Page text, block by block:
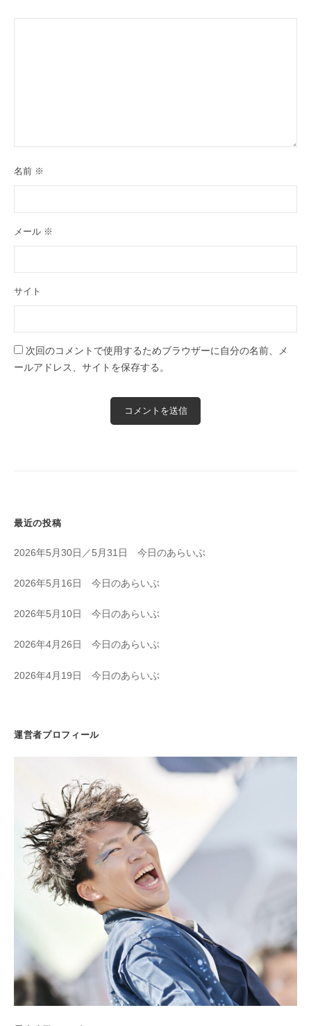
名前 ※
メール ※
サイト
次回のコメントで使用するためブラウザーに自分の名前、メ
ールアドレス、サイトを保存する。
最近の投稿
2026年5月30日／5月31日 今日のあらいぶ
2026年5月16日 今日のあらいぶ
2026年5月10日 今日のあらいぶ
2026年4月26日 今日のあらいぶ
2026年4月19日 今日のあらいぶ
運営者プロフィール